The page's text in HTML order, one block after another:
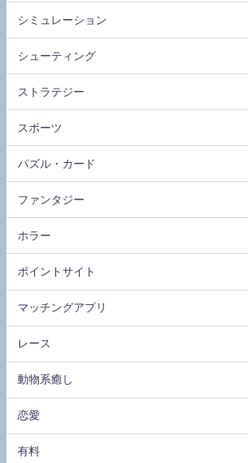
シミュレーション
シューティング
ストラテジー
スポーツ
パズル・カード
ファンタジー
ホラー
ポイントサイト
マッチングアプリ
レース
動物系癒し
恋愛
有料